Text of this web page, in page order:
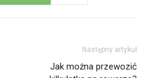
Następny artykuł
Jak można przewozić